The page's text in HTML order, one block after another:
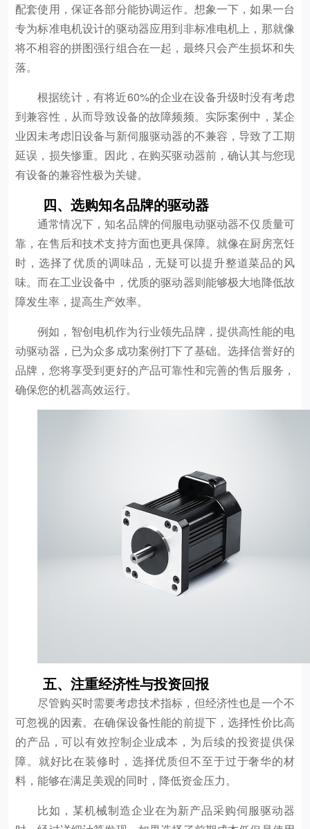
配套使用，保证各部分能协调运作。想象一下，如果一台
专为标准电机设计的驱动器应用到非标准电机上，那就像
将不相容的拼图强行组合在一起，最终只会产生损坏和失
落。
根据统计，有将近60%的企业在设备升级时没有考虑
到兼容性，从而导致设备的故障频频。实际案例中，某企
业因未考虑旧设备与新伺服驱动器的不兼容，导致了工期
延误，损失惨重。因此，在购买驱动器前，确认其与您现
有设备的兼容性极为关键。
四、选购知名品牌的驱动器
通常情况下，知名品牌的伺服电动驱动器不仅质量可
靠，在售后和技术支持方面也更具保障。就像在厨房烹饪
时，选择了优质的调味品，无疑可以提升整道菜品的风
味。而在工业设备中，优质的驱动器则能够极大地降低故
障发生率，提高生产效率。
例如，智创电机作为行业领先品牌，提供高性能的电
动驱动器，已为众多成功案例打下了基础。选择信誉好的
品牌，您将享受到更好的产品可靠性和完善的售后服务，
确保您的机器高效运行。
五、注重经济性与投资回报
尽管购买时需要考虑技术指标，但经济性也是一个不
可忽视的因素。在确保设备性能的前提下，选择性价比高
的产品，可以有效控制企业成本，为后续的投资提供保
障。就好比在装修时，选择优质但不至于过于奢华的材
料，能够在满足美观的同时，降低资金压力。
比如，某机械制造企业在为新产品采购伺服驱动器